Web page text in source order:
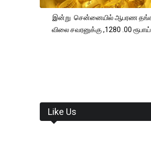
இன்று சென்னையில் ஆபரண
விலை சவரனுக்கு ,1280 .00 ரூபாய்
Like Us